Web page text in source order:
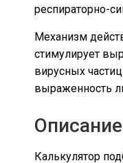
респираторно-
Механизм
стимулирует
вирусных
выраженность
Калькулятор